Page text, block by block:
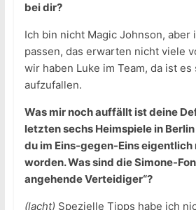
bei dir?
Ich bin nicht Magic Johnson, aber
passen, das erwarten nicht viele
wir haben Luke im Team, da ist
aufzufallen.
Was mir noch auffällt ist deine
letzten sechs Heimspiele in
du im Eins-gegen-Eins eigentlich
worden. Was sind die Simone-
angehende Verteidiger“?
(lacht) Spezielle Tipps habe ich